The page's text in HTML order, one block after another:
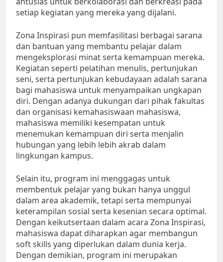
setiap kegiatan yang mereka yang dijalani.
Zona Inspirasi pun memfasilitasi berbagai sarana
dan bantuan yang membantu pelajar dalam
mengeksplorasi minat serta kemampuan mereka.
Kegiatan seperti pelatihan menulis, pertunjukan
seni, serta pertunjukan kebudayaan adalah sarana
bagi mahasiswa untuk menyampaikan ungkapan
diri. Dengan adanya dukungan dari pihak fakultas
dan organisasi kemahasiswaan mahasiswa,
mahasiswa memiliki kesempatan untuk
menemukan kemampuan diri serta menjalin
hubungan yang lebih lebih akrab dalam
lingkungan kampus.
Selain itu, program ini menggagas untuk
membentuk pelajar yang bukan hanya unggul
dalam area akademik, tetapi serta mempunyai
keterampilan sosial serta kesenian secara optimal.
Dengan keikutsertaan dalam acara Zona Inspirasi,
mahasiswa dapat diharapkan agar membangun
soft skills yang diperlukan dalam dunia kerja.
Dengan demikian, program ini merupakan